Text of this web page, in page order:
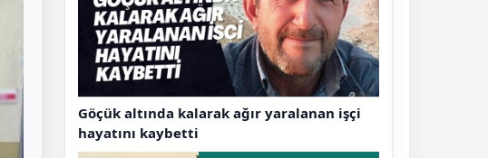
Göçük altında kalarak ağır yaralanan işçi
hayatını kaybetti